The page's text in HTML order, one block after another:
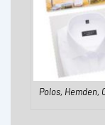
Polos, Hemden,